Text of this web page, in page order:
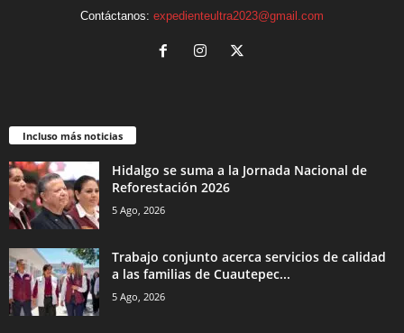
Contáctanos: expedienteultra2023@gmail.com
Incluso más noticias
Hidalgo se suma a la Jornada Nacional de
Reforestación 2026
5 Ago, 2026
Trabajo conjunto acerca servicios de calidad
a las familias de Cuautepec...
5 Ago, 2026